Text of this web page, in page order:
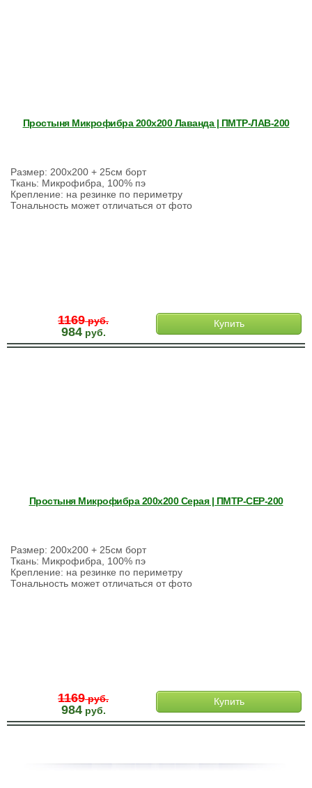
Простыня Микрофибра 200х200 Лаванда | ПМТР-ЛАВ-200
Размер: 200х200 + 25см борт
Ткань: Микрофибра, 100% пэ
Крепление: на резинке по периметру
Тональность может отличаться от фото
1169руб.
984руб.
Купить
Простыня Микрофибра 200х200 Серая | ПМТР-СЕР-200
Размер: 200х200 + 25см борт
Ткань: Микрофибра, 100% пэ
Крепление: на резинке по периметру
Тональность может отличаться от фото
1169руб.
984руб.
Купить